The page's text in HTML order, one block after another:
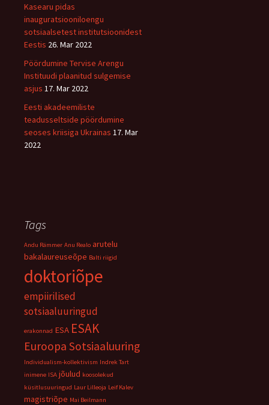
Kasearu pidas
inauguratsiooniloengu
sotsiaalsetest institutsioonidest
Eestis 26. Mar 2022
Pöördumine Tervise Arengu
Instituudi plaanitud sulgemise
asjus 17. Mar 2022
Eesti akadeemiliste
teadusseltside pöördumine
seoses kriisiga Ukrainas 17. Mar
2022
Tags
Andu Rämmer Anu Realo arutelu
bakalaureuseõpe Balti riigid
doktoriõpe
empiirilised
sotsiaaluuringud
erakonnad ESA ESAK
Euroopa Sotsiaaluuring
Individualism-kollektivism Indrek Tart
inimene ISA jõulud koosolekud
küsitlusuuringud Laur Lilleoja Leif Kalev
magistriõpe Mai Beilmann